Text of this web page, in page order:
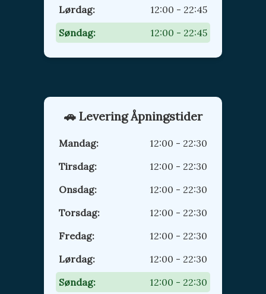
Lørdag:
12:00 - 22:45
Søndag:
12:00 - 22:45
🚗 Levering Åpningstider
Mandag:
12:00 - 22:30
Tirsdag:
12:00 - 22:30
Onsdag:
12:00 - 22:30
Torsdag:
12:00 - 22:30
Fredag:
12:00 - 22:30
Lørdag:
12:00 - 22:30
Søndag:
12:00 - 22:30